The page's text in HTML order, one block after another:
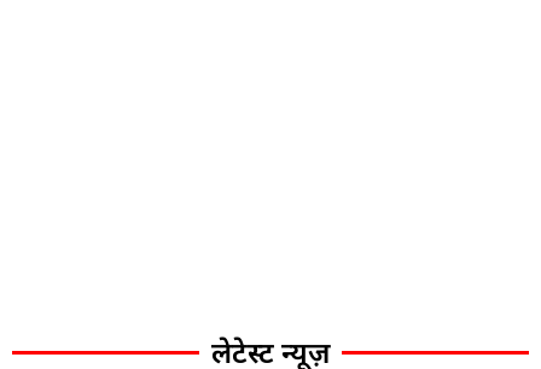
लेटेस्ट न्यूज़